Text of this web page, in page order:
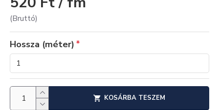
(Bruttó)
Hossza (méter)
KOSÁRBA TESZEM